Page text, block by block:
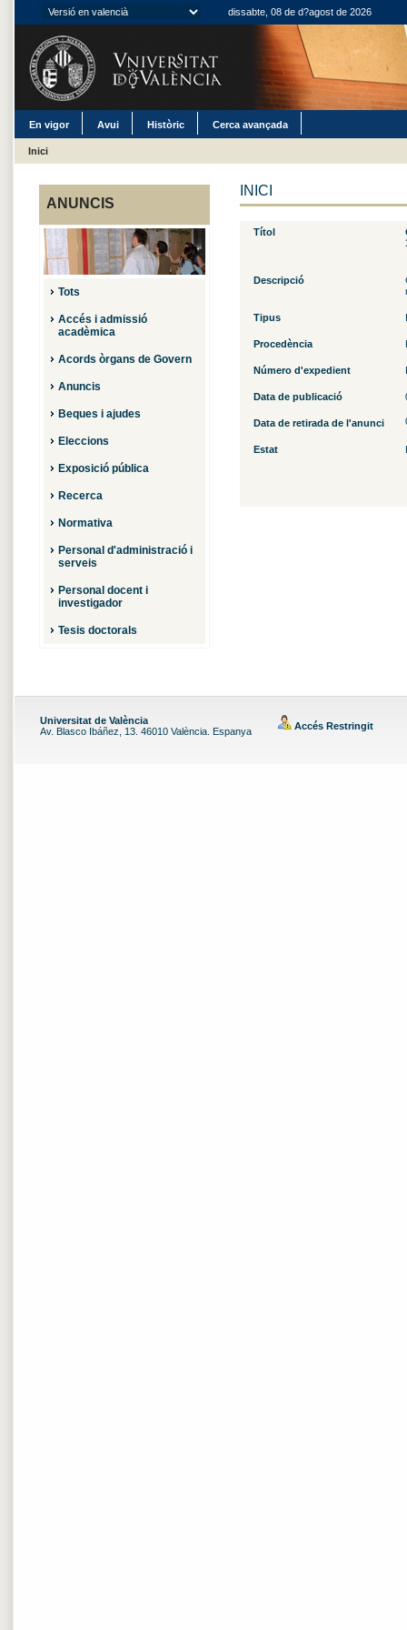
dissabte, 08 de d?agost de 2026
En vigor Avui Històric Cerca avançada
Inici
ANUNCIS
Tots
Accés i admissió
acadèmica
Acords òrgans de Govern
Anuncis
Beques i ajudes
Eleccions
Exposició pública
Recerca
Normativa
Personal d'administració i
serveis
Personal docent i
investigador
Tesis doctorals
INICI
Títol
Descripció
Tipus
Procedència
Número d'expedient
Data de publicació
Data de retirada de l'anunci
Estat
Universitat de València
Av. Blasco Ibáñez, 13. 46010 València. Espanya
Accés Restringit